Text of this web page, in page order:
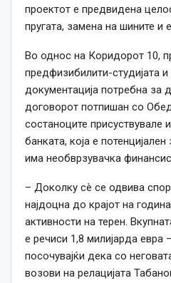
проектот е предвидена
пругата, замена на шините и
Во однос на Коридорот 10,
предфизибилити-студијата
документација потребна за
договорот потпишан со
состаноците присуствувале
банката, која е
има необврзувачка
– Доколку сè се одвива
најдоцна до крајот на
активности на терен.
е речиси 1,8 милијарда евра
посочувајќи дека со
возови на релацијата